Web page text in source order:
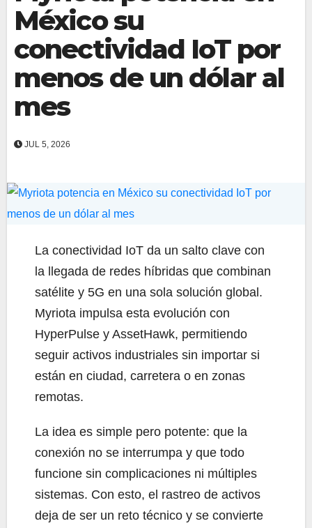
México su
conectividad IoT por
menos de un dólar al
mes
JUL 5, 2026
La conectividad IoT da un salto clave con
la llegada de redes híbridas que combinan
satélite y 5G en una sola solución global.
Myriota impulsa esta evolución con
HyperPulse y AssetHawk, permitiendo
seguir activos industriales sin importar si
están en ciudad, carretera o en zonas
remotas.
La idea es simple pero potente: que la
conexión no se interrumpa y que todo
funcione sin complicaciones ni múltiples
sistemas. Con esto, el rastreo de activos
deja de ser un reto técnico y se convierte